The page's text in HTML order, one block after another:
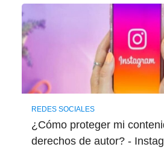
REDES SOCIALES
¿Cómo proteger mi
derechos de autor? -